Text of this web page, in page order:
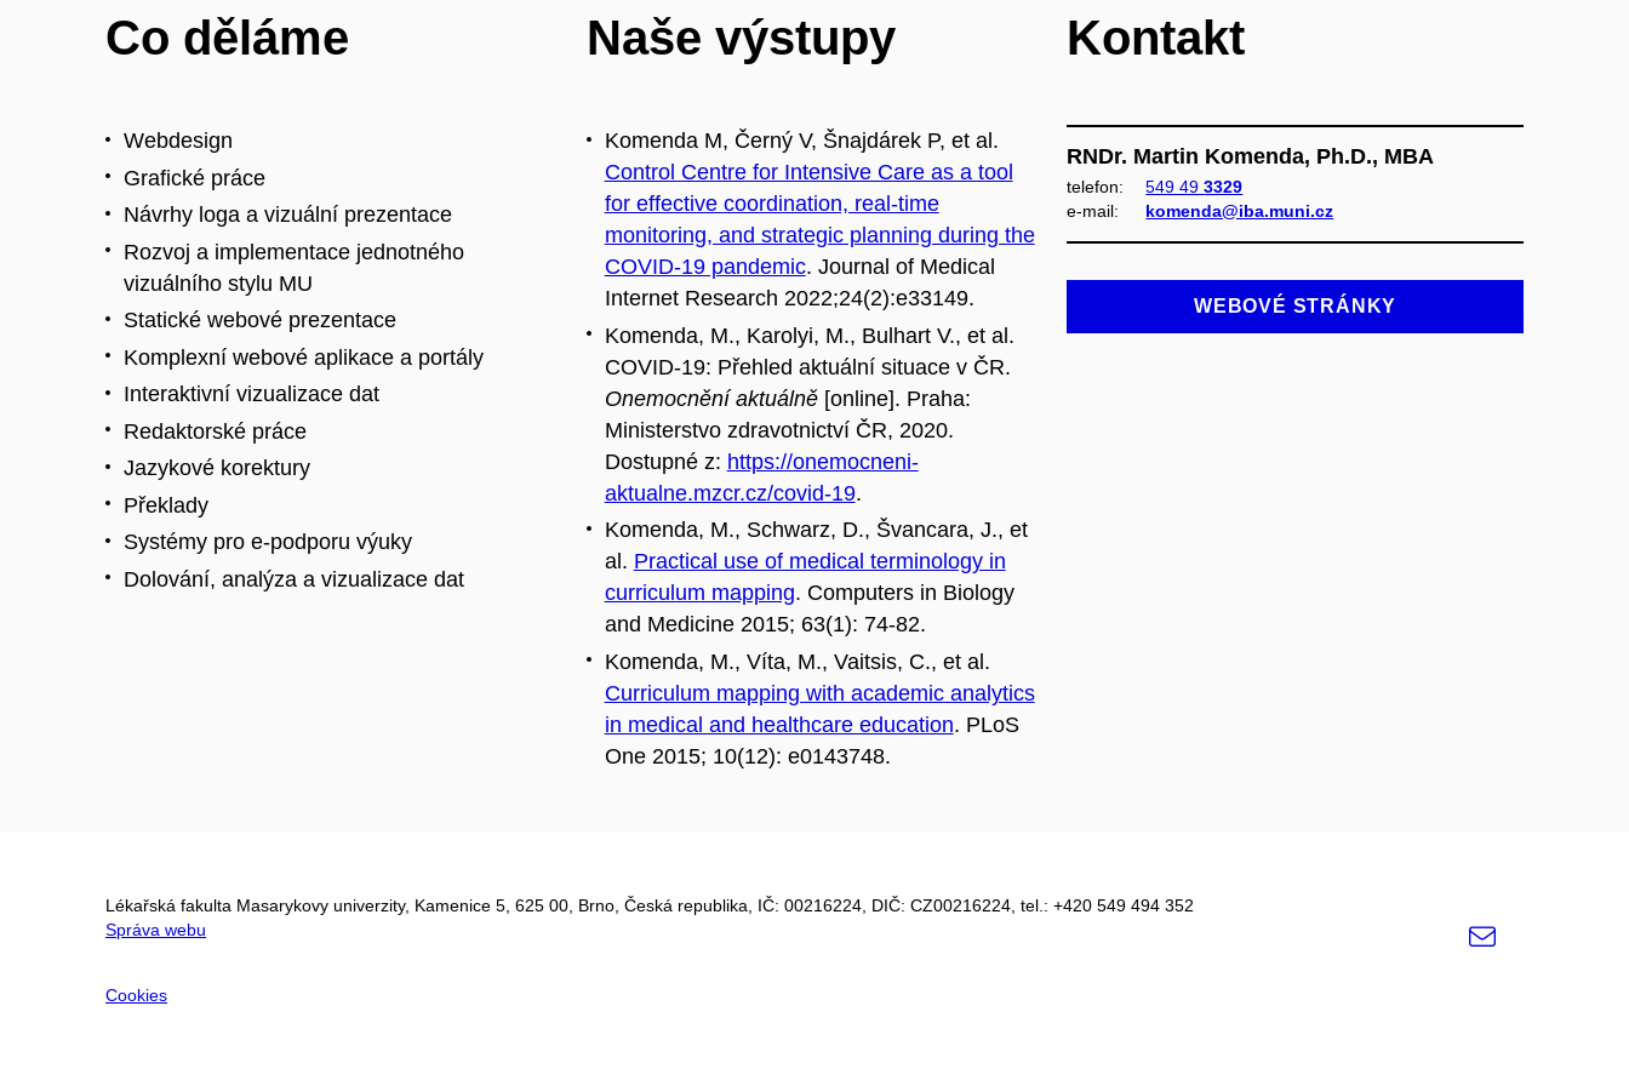
Co děláme
Webdesign
Grafické práce
Návrhy loga a vizuální prezentace
Rozvoj a implementace jednotného
vizuálního stylu MU
Statické webové prezentace
Komplexní webové aplikace a portály
Interaktivní vizualizace dat
Redaktorské práce
Jazykové korektury
Překlady
Systémy pro e-podporu výuky
Dolování, analýza a vizualizace dat
Naše výstupy
Komenda M, Černý V, Šnajdárek P, et al.
Control Centre for Intensive Care as a tool
for effective coordination, real-time
monitoring, and strategic planning during the
COVID-19 pandemic. Journal of Medical
Internet Research 2022;24(2):e33149.
Komenda, M., Karolyi, M., Bulhart V., et al.
COVID‑19: Přehled aktuální situace v ČR.
Onemocnění aktuálně[online]. Praha:
Ministerstvo zdravotnictví ČR, 2020.
Dostupné z: https://onemocneni-
aktualne.mzcr.cz/covid-19.
Komenda, M., Schwarz, D., Švancara, J., et
al. Practical use of medical terminology in
curriculum mapping. Computers in Biology
and Medicine 2015; 63(1): 74-82.
Komenda, M., Víta, M., Vaitsis, C., et al.
Curriculum mapping with academic analytics
in medical and healthcare education. PLoS
One 2015; 10(12): e0143748.
Kontakt
RNDr. Martin Komenda, Ph.D., MBA
telefon: 549 493329
e‑mail:
komenda@iba.muni.cz
WEBOVÉ STRÁNKY
Lékařská fakulta Masarykovy univerzity, Kamenice 5, 625 00, Brno, Česká republika, IČ: 00216224 , DIČ: CZ00216224 , tel.: +420 549 494 352
Správa webu
Cookies
e-